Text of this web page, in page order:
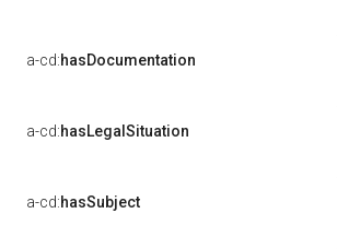
a-cd:hasDocumentation
a-cd:hasLegalSituation
a-cd:hasSubject